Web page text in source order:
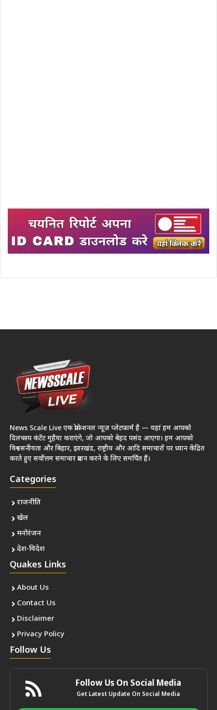
News Scale Live एक प्रोफेशनल न्यूज़ प्लेटफार्म है — यहां हम आपको
दिलचस्प कंटेंट मुहैया कराएंगे, जो आपको बेहद पसंद आएगा। हम आपको
विश्वसनीयता और बिहार, झारखंड, राष्ट्रीय और आदि समाचारों पर ध्यान केंद्रित
करते हुए सर्वोत्तम समाचार प्रदान करने के लिए समर्पित हैं।
Categories
राजनीति
खेल
मनोरंजन
देश-विदेश
Quakes Links
About Us
Contact Us
Disclaimer
Privacy Policy
Follow Us
Follow Us On Social Media
Get Latest Update On Social Media